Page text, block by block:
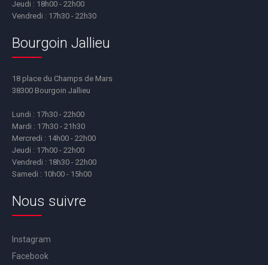
Jeudi : 18h00 - 22h00
Vendredi : 17h30 - 22h30
Bourgoin Jallieu
18 place du Champs de Mars
38300 Bourgoin Jallieu
Lundi : 17h30 - 22h00
Mardi : 17h30 - 21h30
Mercredi : 14h00 - 22h00
Jeudi : 17h00 - 22h00
Vendredi : 18h30 - 22h00
Samedi : 10h00 - 15h00
Nous suivre
Instagram
Facebook